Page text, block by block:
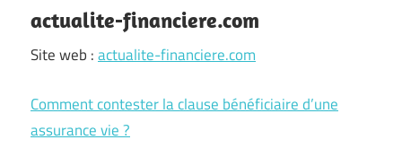
actualite-financiere.com
Site web :actualite-financiere.com
Comment contester la clause bénéficiaire d’une
assurance vie ?